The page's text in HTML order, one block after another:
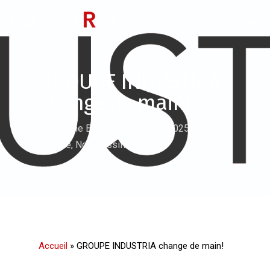
GROUPE INDUSTRIA
change de main!
Etienne Bisson 9 avril 2025
vedette, Non classifié(e)
Accueil » GROUPE INDUSTRIA change de main!